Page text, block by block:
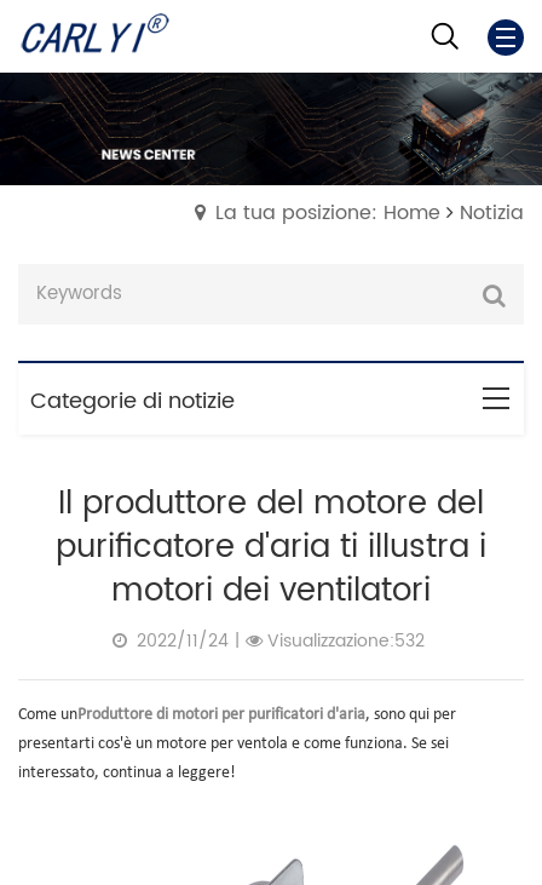
La tua posizione: Home Notizia
Categorie di notizie
Il produttore del motore del
purificatore d'aria ti illustra i
motori dei ventilatori
2022/11/24 | Visualizzazione:532
Come unProduttore di motori per purificatori d'aria, sono qui per
presentarti cos'è un motore per ventola e come funziona. Se sei
interessato, continua a leggere!